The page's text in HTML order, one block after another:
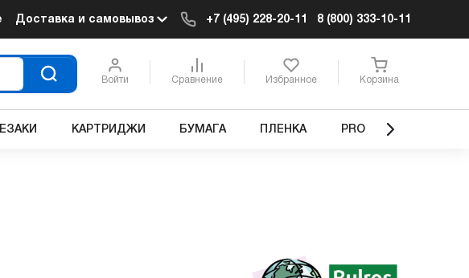
Доставка и самовывоз +7 (495) 228-20-11 8 (800) 333-10-11
Войти Сравнение Избранное Корзина
КАРТРИДЖИ БУМАГА ПЛЕНКА PRO